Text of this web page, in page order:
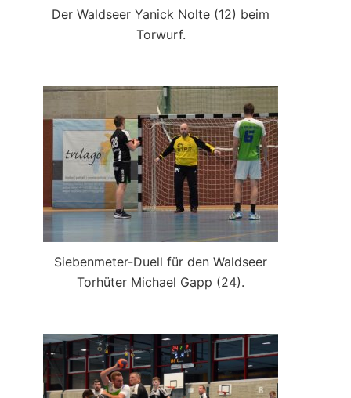
Der Waldseer Yanick Nolte (12) beim
Torwurf.
Siebenmeter-Duell für den Waldseer
Torhüter Michael Gapp (24).